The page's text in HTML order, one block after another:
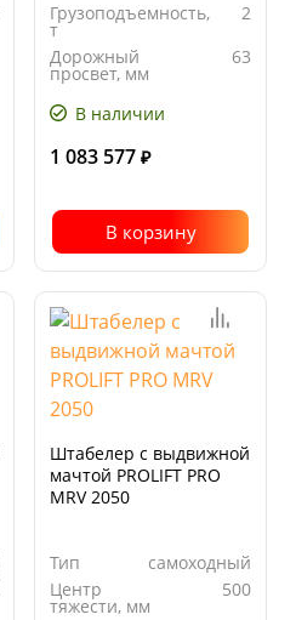
Грузоподъемность,
т
2
Дорожный
просвет, мм
63
В наличии
1 083 577 ₽
В корзину
Штабелер с выдвижной
мачтой PROLIFT PRO
MRV 2050
Тип
самоходный
Центр
тяжести, мм
500